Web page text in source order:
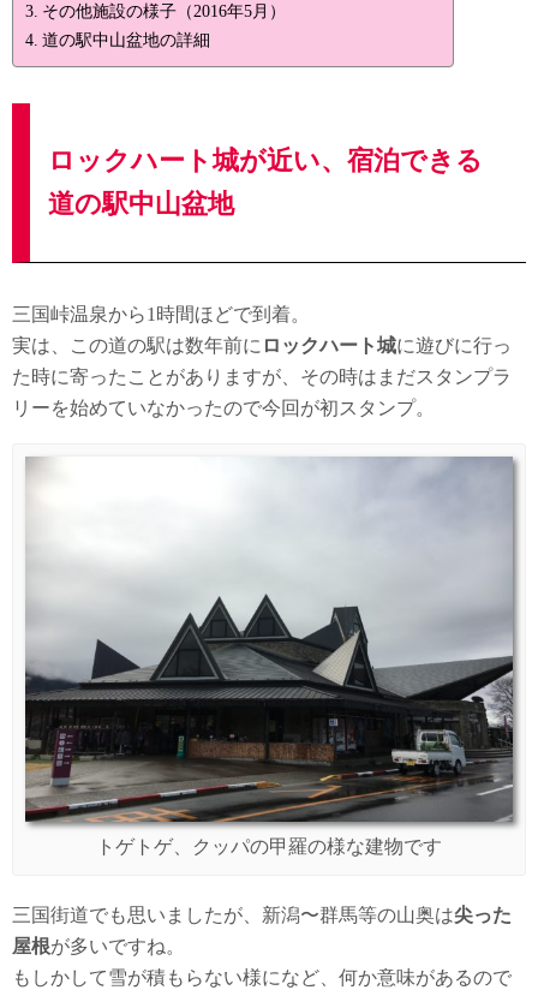
その他施設の様子（2016年5月）
道の駅中山盆地の詳細
ロックハート城が近い、宿泊できる
道の駅中山盆地
三国峠温泉から1時間ほどで到着。
実は、この道の駅は数年前に ロックハート城に遊びに行っ
た時に寄ったことがありますが、その時はまだスタンプラ
リーを始めていなかったので今回が初スタンプ。
トゲトゲ、クッパの甲羅の様な建物です
三国街道でも思いましたが、新潟〜群馬等の山奥は尖った
屋根が多いですね。
もしかして雪が積もらない様になど、何か意味があるので